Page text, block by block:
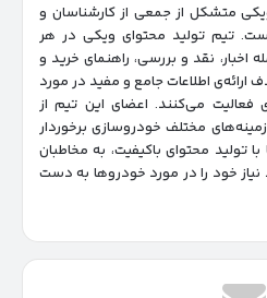
متشکل از جمعی از کارشناسان و
تیم تولید محتوای ویکی در هر
اخبار، نقد و بررسی، راهنمای خرید و
اطلاعات جامع و مفید در مورد
می‌کنند. اعضای این تیم از
مختلف خودروسازی برخوردار
تولید محتوای باکیفیت، به مخاطبان
خود را در مورد خودروها به دست